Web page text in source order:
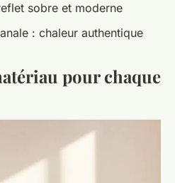
sobre et moderne
: chaleur authentique
pour chaque